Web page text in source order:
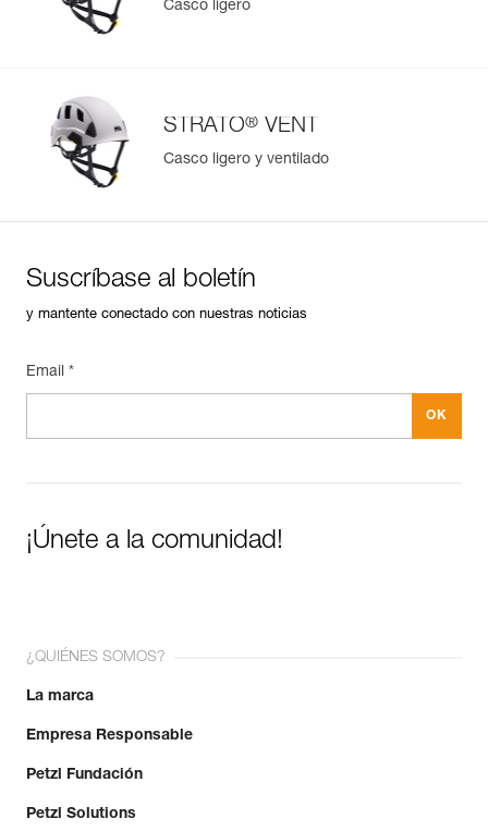
Casco ligero
STRATO® VENT
Casco ligero y ventilado
Suscríbase al boletín
y mantente conectado con nuestras noticias
Email *
¡Únete a la comunidad!
¿QUIÉNES SOMOS?
La marca
Empresa Responsable
Petzl Fundación
Petzl Solutions